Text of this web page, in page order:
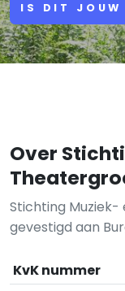
IS DIT JOUW
Over
Stichting Muziek-
gevestigd aan
KvK nummer